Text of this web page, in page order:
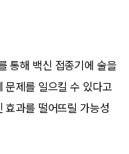
통해 백신 접종기에 술을
문제를 일으킬 수 있다고
효과를 떨어뜨릴 가능성